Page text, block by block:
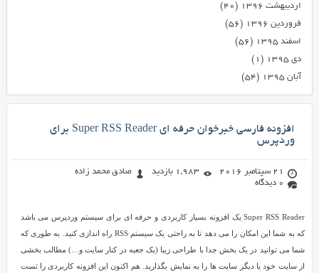
اردیبهشت ۱۳۹۶
(۴۰)
فروردین ۱۳۹۶
(۵۶)
اسفند ۱۳۹۵
(۵۶)
دی ۱۳۹۵
(۱)
آبان ۱۳۹۵
(۵۴)
افزونه فارسی خبرخوان حرفه ای Super RSS Reader برای
وردپرس
21 سپتامبر 2016 1,983 بازدید
صادق محمد زاده
0 دیدگاه
Super RSS Reader یک افزونه بسیار کاربردی و حرفه ای برای سیستم وردپرس می باشد
که به شما این امکان را می دهد تا به راحتی یک سیستم RSS راه اندازی کنید. به طوری که
شما می توانید در یک بخش جدا با طراحی زیبا (یک جعبه در کنار سایت و…) مطالب بخشی
از سایت خود یا دیگر سایت ها را به نمایش بگذارید. هم اکنون این افزونه کاربردی را تست